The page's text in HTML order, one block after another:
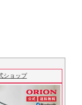
ショップ